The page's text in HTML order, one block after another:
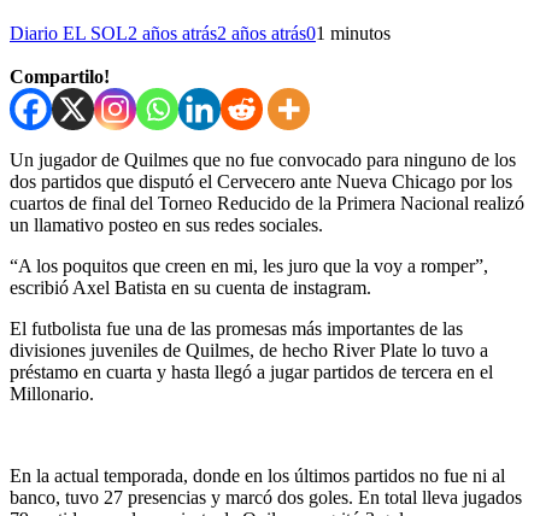
Diario EL SOL2 años atrás2 años atrás01 minutos
Compartilo!
Un jugador de Quilmes que no fue convocado para ninguno de los
dos partidos que disputó el Cervecero ante Nueva Chicago por los
cuartos de final del Torneo Reducido de la Primera Nacional realizó
un llamativo posteo en sus redes sociales.
“A los poquitos que creen en mi, les juro que la voy a romper”,
escribió Axel Batista en su cuenta de instagram.
El futbolista fue una de las promesas más importantes de las
divisiones juveniles de Quilmes, de hecho River Plate lo tuvo a
préstamo en cuarta y hasta llegó a jugar partidos de tercera en el
Millonario.
En la actual temporada, donde en los últimos partidos no fue ni al
banco, tuvo 27 presencias y marcó dos goles. En total lleva jugados